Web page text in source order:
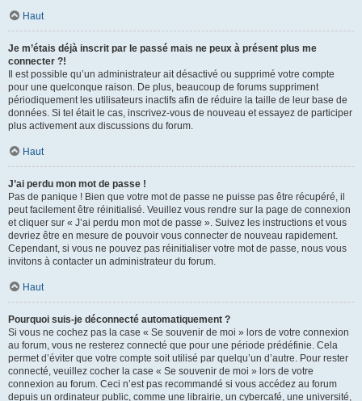
Haut
Je m’étais déjà inscrit par le passé mais ne peux à présent plus me
connecter ?!
Il est possible qu’un administrateur ait désactivé ou supprimé votre compte
pour une quelconque raison. De plus, beaucoup de forums suppriment
périodiquement les utilisateurs inactifs afin de réduire la taille de leur base de
données. Si tel était le cas, inscrivez-vous de nouveau et essayez de participer
plus activement aux discussions du forum.
Haut
J’ai perdu mon mot de passe !
Pas de panique ! Bien que votre mot de passe ne puisse pas être récupéré, il
peut facilement être réinitialisé. Veuillez vous rendre sur la page de connexion
et cliquer sur « J’ai perdu mon mot de passe ». Suivez les instructions et vous
devriez être en mesure de pouvoir vous connecter de nouveau rapidement.
Cependant, si vous ne pouvez pas réinitialiser votre mot de passe, nous vous
invitons à contacter un administrateur du forum.
Haut
Pourquoi suis-je déconnecté automatiquement ?
Si vous ne cochez pas la case « Se souvenir de moi » lors de votre connexion
au forum, vous ne resterez connecté que pour une période prédéfinie. Cela
permet d’éviter que votre compte soit utilisé par quelqu’un d’autre. Pour rester
connecté, veuillez cocher la case « Se souvenir de moi » lors de votre
connexion au forum. Ceci n’est pas recommandé si vous accédez au forum
depuis un ordinateur public, comme une librairie, un cybercafé, une université,